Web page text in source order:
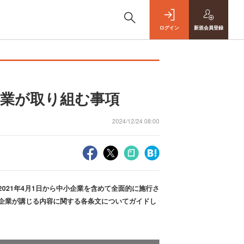
ログイン 新規会員登録
が取り組む事項
2024/12/24 08:00
年4月1日から中小企業を含めて全面的に施行さ
が講じる内容に関する各条文についてガイドし